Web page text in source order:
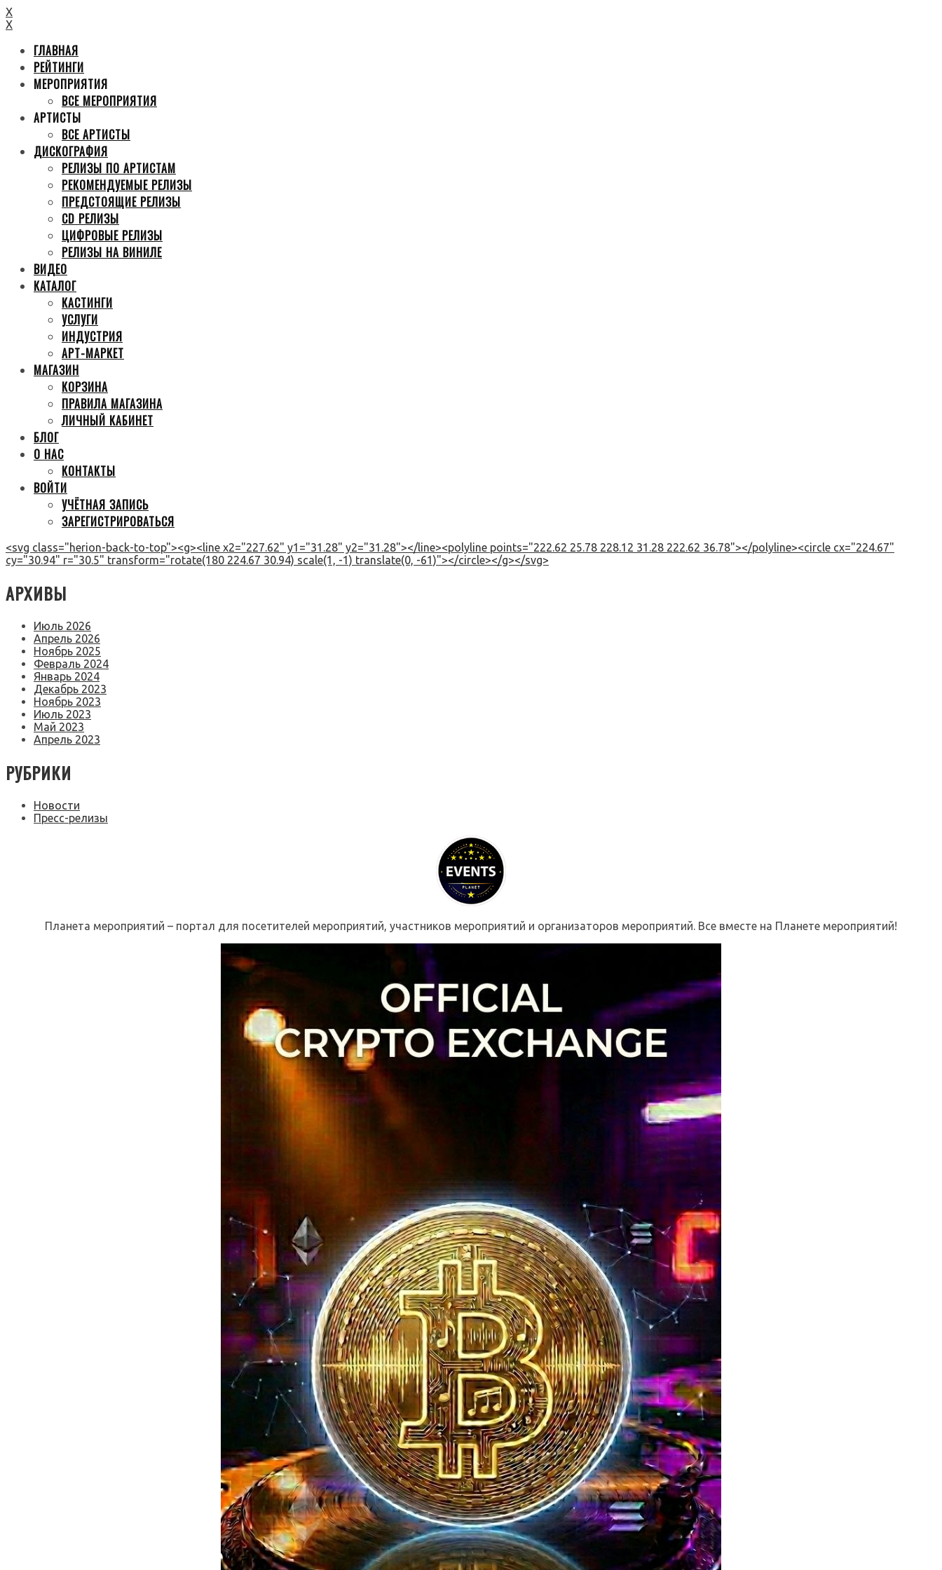
X
X
ГЛАВНАЯ
РЕЙТИНГИ
МЕРОПРИЯТИЯ
ВСЕ МЕРОПРИЯТИЯ
АРТИСТЫ
ВСЕ АРТИСТЫ
ДИСКОГРАФИЯ
РЕЛИЗЫ ПО АРТИСТАМ
РЕКОМЕНДУЕМЫЕ РЕЛИЗЫ
ПРЕДСТОЯЩИЕ РЕЛИЗЫ
CD РЕЛИЗЫ
ЦИФРОВЫЕ РЕЛИЗЫ
РЕЛИЗЫ НА ВИНИЛЕ
ВИДЕО
КАТАЛОГ
КАСТИНГИ
УСЛУГИ
ИНДУСТРИЯ
АРТ-МАРКЕТ
МАГАЗИН
КОРЗИНА
ПРАВИЛА МАГАЗИНА
ЛИЧНЫЙ КАБИНЕТ
БЛОГ
О НАС
КОНТАКТЫ
ВОЙТИ
УЧЁТНАЯ ЗАПИСЬ
ЗАРЕГИСТРИРОВАТЬСЯ
<svg class="herion-back-to-top"><g><line x2="227.62" y1="31.28" y2="31.28"></line><polyline points="222.62 25.78 228.12 31.28 222.62 36.78"></polyline><circle cx="224.67"
cy="30.94" r="30.5" transform="rotate(180 224.67 30.94) scale(1, -1) translate(0, -61)"></circle></g></svg>
АРХИВЫ
Июль 2026
Апрель 2026
Ноябрь 2025
Февраль 2024
Январь 2024
Декабрь 2023
Ноябрь 2023
Июль 2023
Май 2023
Апрель 2023
РУБРИКИ
Новости
Пресс-релизы
Планета мероприятий – портал для посетителей мероприятий, участников мероприятий и организаторов мероприятий. Все вместе на Планете мероприятий!